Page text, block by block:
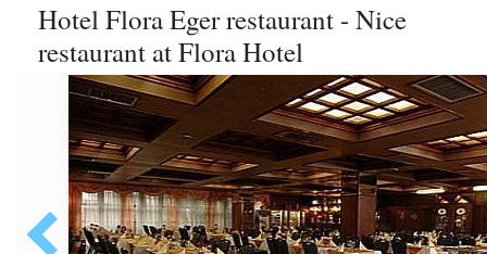
Hotel Flora Eger restaurant - Nice
restaurant at Flora Hotel